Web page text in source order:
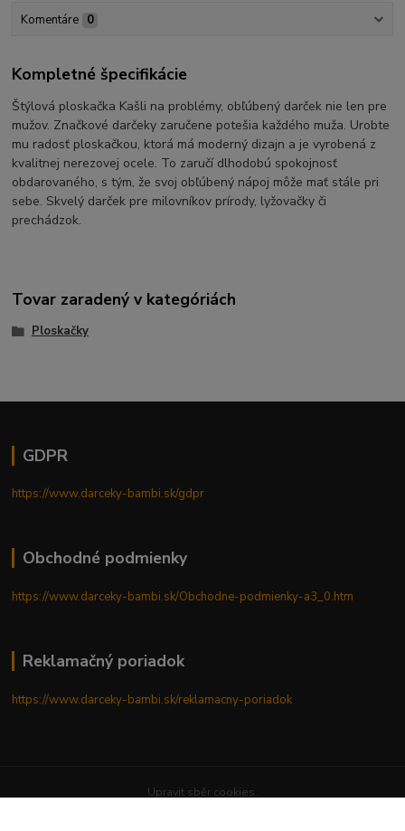
Komentáre 0
Kompletné špecifikácie
Štýlová ploskačka Kašli na problémy, obľúbený darček nie len pre
mužov. Značkové darčeky zaručene potešia každého muža. Urobte
mu radosť ploskačkou, ktorá má moderný dizajn a je vyrobená z
kvalitnej nerezovej ocele. To zaručí dlhodobú spokojnosť
obdarovaného, s tým, že svoj obľúbený nápoj môže mať stále pri
sebe. Skvelý darček pre milovníkov prírody, lyžovačky či
prechádzok.
Tovar zaradený v kategóriách
Ploskačky
GDPR
https://www.darceky-bambi.sk/gdpr
Obchodné podmienky
https://www.darceky-bambi.sk/Obchodne-podmienky-a3_0.htm
Reklamačný poriadok
https://www.darceky-bambi.sk/reklamacny-poriadok
Upravit sběr cookies.